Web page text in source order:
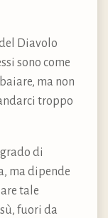
del Diavolo
sono come
ma non
troppo
di
ma dipende
tale
fuori da